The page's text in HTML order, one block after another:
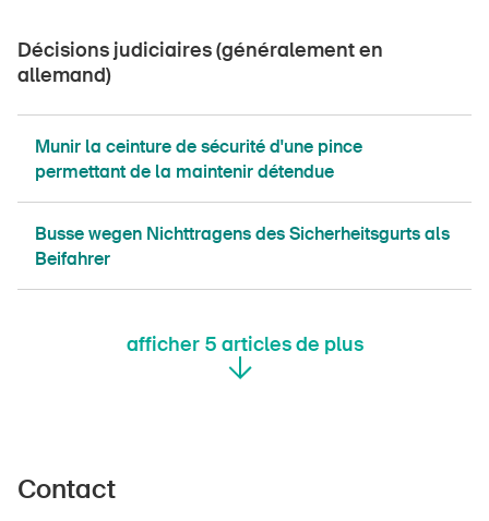
Décisions judiciaires (généralement en
allemand)
Munir la ceinture de sécurité d'une pince
permettant de la maintenir détendue
Busse wegen Nichttragens des Sicherheitsgurts als
Beifahrer
afficher 5 articles de plus
Contact